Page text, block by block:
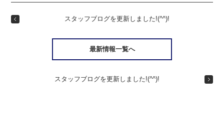
スタッフブログを更新しました!(^^)!
最新情報一覧へ
スタッフブログを更新しました!(^^)!